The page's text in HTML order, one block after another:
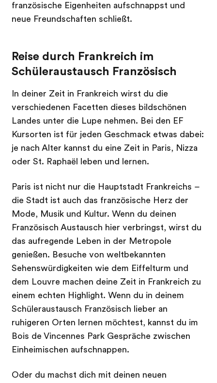
französische Eigenheiten aufschnappst und
neue Freundschaften schließt.
Reise durch Frankreich im
Schüleraustausch Französisch
In deiner Zeit in Frankreich wirst du die
verschiedenen Facetten dieses bildschönen
Landes unter die Lupe nehmen. Bei den EF
Kursorten ist für jeden Geschmack etwas dabei:
je nach Alter kannst du eine Zeit in Paris, Nizza
oder St. Raphaël leben und lernen.
Paris ist nicht nur die Hauptstadt Frankreichs –
die Stadt ist auch das französische Herz der
Mode, Musik und Kultur. Wenn du deinen
Französisch Austausch hier verbringst, wirst du
das aufregende Leben in der Metropole
genießen. Besuche von weltbekannten
Sehenswürdigkeiten wie dem Eiffelturm und
dem Louvre machen deine Zeit in Frankreich zu
einem echten Highlight. Wenn du in deinem
Schüleraustausch Französisch lieber an
ruhigeren Orten lernen möchtest, kannst du im
Bois de Vincennes Park Gespräche zwischen
Einheimischen aufschnappen.
Oder du machst dich mit deinen neuen